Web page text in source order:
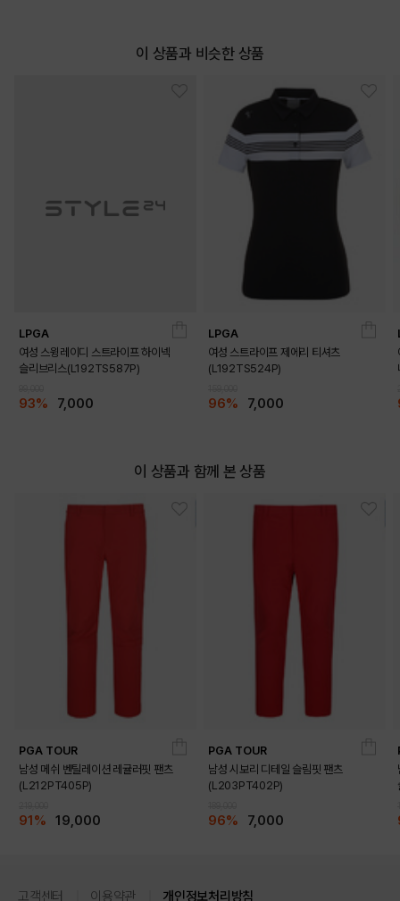
이 상품과 비슷한 상품
LPGA
여성 스윙레이디 스트라이프 하이넥
슬리브리스(L192TS587P)
93% 7,000
LPGA
여성 스트라이프 제에리 티셔츠
(L192TS524P)
96% 7,000
이 상품과 함께 본 상품
PGA TOUR
남성 메쉬 벤틸레이션 레귤러핏 팬츠
(L212PT405P)
91% 19,000
PGA TOUR
남성 시보리 디테일 슬림핏 팬츠
(L203PT402P)
96% 7,000
고객센터 이용약관 개인정보처리방침